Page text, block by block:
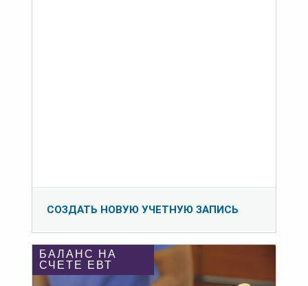
СОЗДАТЬ НОВУЮ УЧЕТНУЮ ЗАПИСЬ
БАЛАНС НА
СЧЕТЕ ЕВТ